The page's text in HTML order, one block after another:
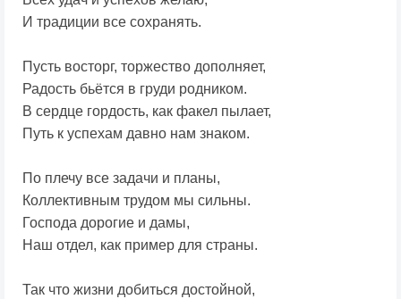
И традиции все сохранять.
Пусть восторг, торжество дополняет,
Радость бьётся в груди родником.
В сердце гордость, как факел пылает,
Путь к успехам давно нам знаком.
По плечу все задачи и планы,
Коллективным трудом мы сильны.
Господа дорогие и дамы,
Наш отдел, как пример для страны.
Так что жизни добиться достойной,